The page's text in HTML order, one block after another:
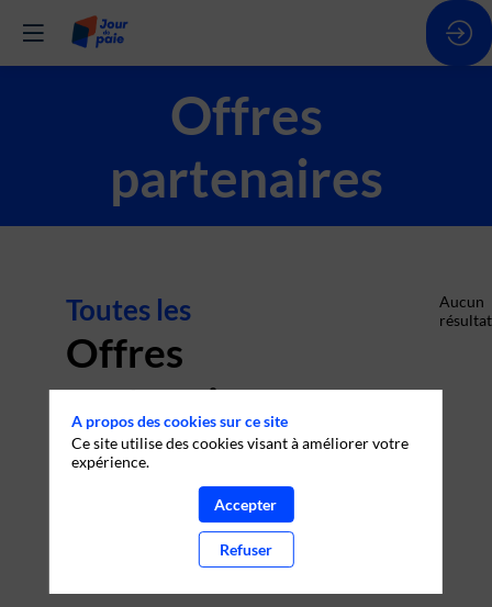
Offres
partenaires
Toutes les
Offres
partenaires
Aucun
résultat
A propos des cookies sur ce site
Ce site utilise des cookies visant à améliorer votre
expérience.
Accepter
Refuser